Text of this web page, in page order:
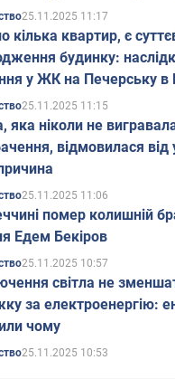
25.11.2025 11:17
кілька квартир, є
будинку:
у ЖК на Печерську в
25.11.2025 11:15
яка ніколи не
відмовилася від
25.11.2025 11:06
помер колишній
Едем Бекіров
25.11.2025 10:57
світла не
за електроенергію:
чому
25.11.2025 10:53